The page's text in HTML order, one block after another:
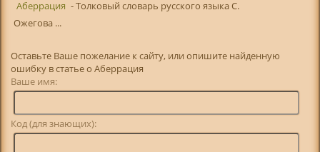
Аберрация - Толковый словарь русского языка С.
Ожегова ...
Оставьте Ваше пожелание к сайту, или опишите найденную
ошибку в статье о Аберрация
Ваше имя:
Код (для знающих):